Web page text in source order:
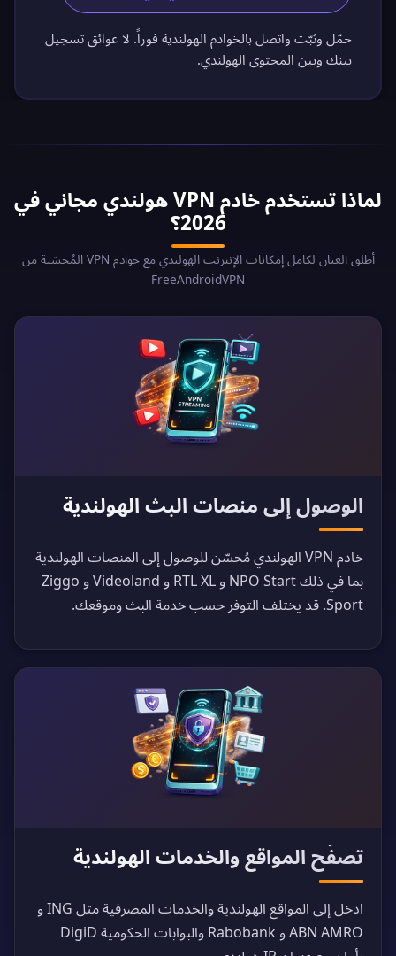
حمّل وثبّت واتصل بالخوادم الهولندية فوراً. لا عوائق تسجيل
بينك وبين المحتوى الهولندي.
لماذا تستخدم خادم VPN هولندي مجاني في
2026؟
أطلق العنان لكامل إمكانات الإنترنت الهولندي مع خوادم VPN المُحسّنة من
FreeAndroidVPN
الوصول إلى منصات البث الهولندية
خادم VPN الهولندي مُحسّن للوصول إلى المنصات الهولندية
بما في ذلك NPO Start و RTL XL و Videoland و Ziggo
Sport. قد يختلف التوفر حسب خدمة البث وموقعك.
تصفّح المواقع والخدمات الهولندية
ادخل إلى المواقع الهولندية والخدمات المصرفية مثل ING و
ABN AMRO و Rabobank والبوابات الحكومية DigiD